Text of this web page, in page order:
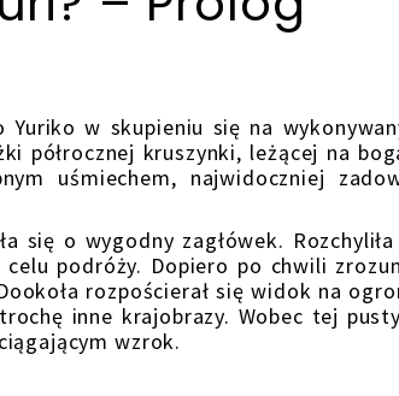
w skupieniu się na
półrocznej kruszynki, leżącej na
uśmiechem, najwidoczniej
o wygodny zagłówek. Rozchyliła
podróży. Dopiero po chwili
rozpościerał się widok na
inne krajobrazy. Wobec tej
wzrok.